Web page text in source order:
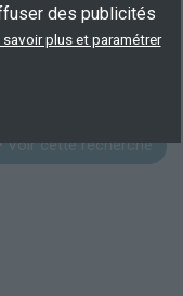
Voir cette recherche
des publicités
savoir plus et paramétrer